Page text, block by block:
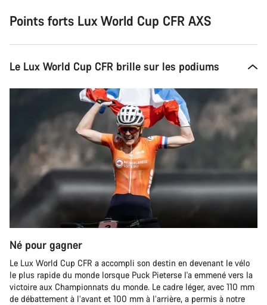
Points forts Lux World Cup CFR AXS
Le Lux World Cup CFR brille sur les podiums
Né pour gagner
Le Lux World Cup CFR a accompli son destin en devenant le vélo
le plus rapide du monde lorsque Puck Pieterse l'a emmené vers la
victoire aux Championnats du monde. Le cadre léger, avec 110 mm
de débattement à l’avant et 100 mm à l’arrière, a permis à notre